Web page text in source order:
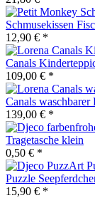
Schmusekissen
12,90 € *
Canals
109,00 € *
Canals
139,00 € *
Tragetasche klein
0,50 € *
Puzzle
15,90 € *